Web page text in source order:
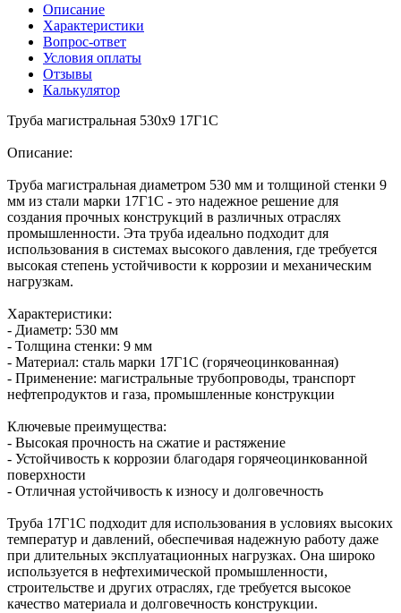
Описание
Характеристики
Вопрос-ответ
Условия оплаты
Отзывы
Калькулятор
Труба магистральная 530x9 17Г1С
Описание:
Труба магистральная диаметром 530 мм и толщиной стенки 9
мм из стали марки 17Г1С - это надежное решение для
создания прочных конструкций в различных отраслях
промышленности. Эта труба идеально подходит для
использования в системах высокого давления, где требуется
высокая степень устойчивости к коррозии и механическим
нагрузкам.
Характеристики:
- Диаметр: 530 мм
- Толщина стенки: 9 мм
- Материал: сталь марки 17Г1С (горячеоцинкованная)
- Применение: магистральные трубопроводы, транспорт
нефтепродуктов и газа, промышленные конструкции
Ключевые преимущества:
- Высокая прочность на сжатие и растяжение
- Устойчивость к коррозии благодаря горячеоцинкованной
поверхности
- Отличная устойчивость к износу и долговечность
Труба 17Г1С подходит для использования в условиях высоких
температур и давлений, обеспечивая надежную работу даже
при длительных эксплуатационных нагрузках. Она широко
используется в нефтехимической промышленности,
строительстве и других отраслях, где требуется высокое
качество материала и долговечность конструкции.